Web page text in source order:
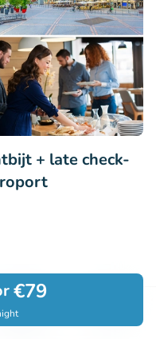
Bookings
€79
+ late check-